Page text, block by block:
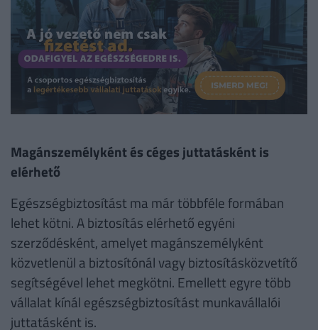
Magánszemélyként és céges juttatásként is
elérhető
Egészségbiztosítást ma már többféle formában
lehet kötni. A biztosítás elérhető egyéni
szerződésként, amelyet magánszemélyként
közvetlenül a biztosítónál vagy biztosításközvetítő
segítségével lehet megkötni. Emellett egyre több
vállalat kínál egészségbiztosítást munkavállalói
juttatásként is.